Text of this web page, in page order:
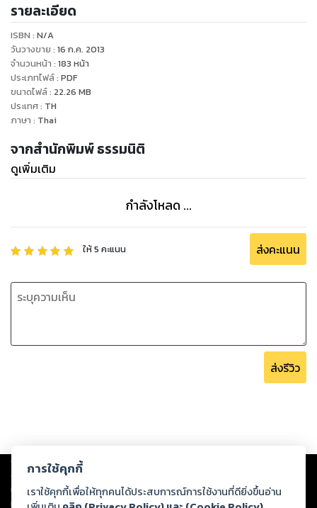
หรือไม่ติดตามตอนต่อไป
รายละเอียด
ISBN : N/A
วันวางขาย : 16 ก.ค. 2013
จำนวนหน้า : 183 หน้า
ประเภทไฟล์: PDF
ขนาดไฟล์: 22.26 MB
ประเทศ: TH
ภาษา : Thai
จากสำนักพิมพ์ ธรรมนิติ
ดูเพิ่มเติม
กำลังโหลด ...
ให้5 คะแนน ส่งคะแนน
ส่งรีวิว
Copyright © 2026
ต่อผลงานหรือเนื้อหาใดที่อัปโหลดผ่านเว็บไซต์และปรากฏว่าละเมิดสิทธิใน
ทรัพย์สินทางปัญญาของบุคคลอื่นหรือขัดต่อกฎหมายและศีลธรรม ดังนั้น ผู้อ่าน
ทุกท่านโปรดใช้วิจารณญาณในการกลั่นกรองด้วยตนเอง และหากท่านพบว่าส่วน
การใช้คุกกี้
เราใช้คุกกี้เพื่อให้ทุกคนได้ประสบการณ์การใช้งานที่ดียิ่งขึ้นอ่าน